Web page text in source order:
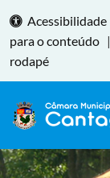
Acessibilidade
para o conteúdo |
rodapé